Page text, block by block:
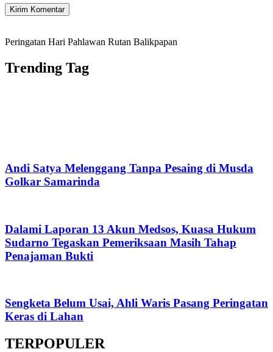
Peringatan Hari Pahlawan Rutan Balikpapan
Trending Tag
Andi Satya Melenggang Tanpa Pesaing di Musda
Golkar Samarinda
Dalami Laporan 13 Akun Medsos, Kuasa Hukum
Sudarno Tegaskan Pemeriksaan Masih Tahap
Penajaman Bukti
Sengketa Belum Usai, Ahli Waris Pasang Peringatan
Keras di Lahan
TERPOPULER